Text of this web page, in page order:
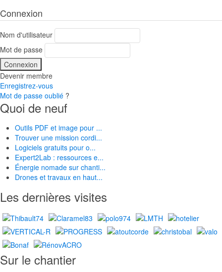
Connexion
Nom d'utilisateur
Mot de passe
Devenir membre
Enregistrez-vous
Mot de passe oublié ?
Quoi de neuf
Outils PDF et image pour ...
Trouver une mission cordi...
Logiciels gratuits pour o...
Expert2Lab : ressources e...
Énergie nomade sur chanti...
Drones et travaux en haut...
Les dernières visites
Sur le chantier